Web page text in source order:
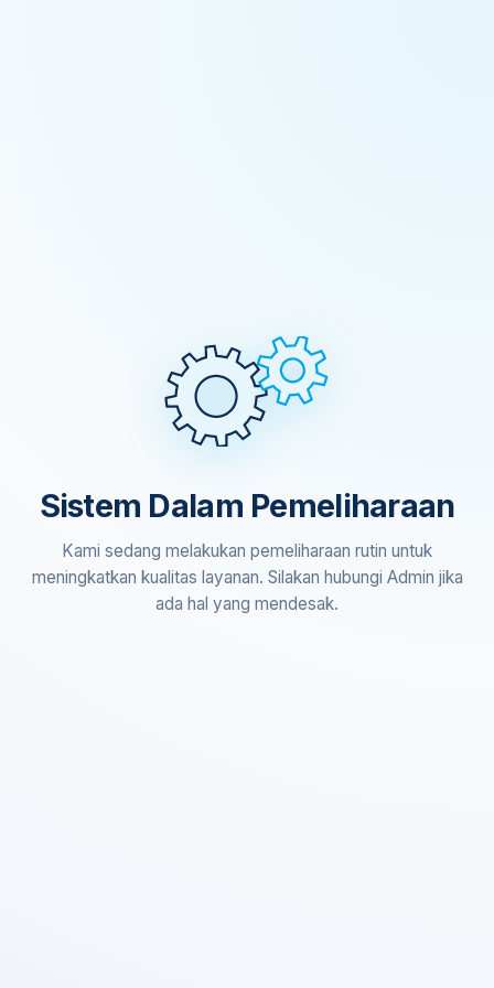
Sistem Dalam Pemeliharaan
Kami sedang melakukan pemeliharaan rutin untuk
meningkatkan kualitas layanan. Silakan hubungi Admin jika
ada hal yang mendesak.